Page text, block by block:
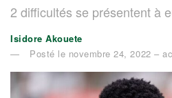
2 difficultés se présentent à
Isidore Akouete
Posté le novembre 24, 2022 –